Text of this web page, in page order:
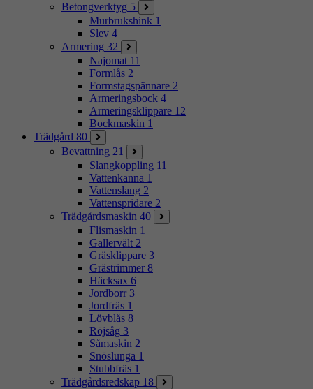
Betongverktyg 5
Murbrukshink 1
Slev 4
Armering 32
Najomat 11
Formlås 2
Formstagspännare 2
Armeringsbock 4
Armeringsklippare 12
Bockmaskin 1
Trädgård 80
Bevattning 21
Slangkoppling 11
Vattenkanna 1
Vattenslang 2
Vattenspridare 2
Trädgårdsmaskin 40
Flismaskin 1
Gallervält 2
Gräsklippare 3
Grästrimmer 8
Häcksax 6
Jordborr 3
Jordfräs 1
Lövblås 8
Röjsåg 3
Såmaskin 2
Snöslunga 1
Stubbfräs 1
Trädgårdsredskap 18